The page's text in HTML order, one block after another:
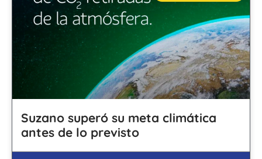
Suzano superó su meta climática
antes de lo previsto